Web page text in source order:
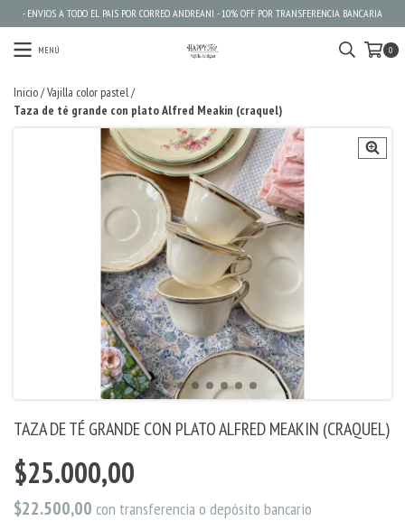
- ENVIOS A TODO EL PAIS POR CORREO ANDREANI - 10% OFF POR TRANSFERENCIA BANCARIA
MENÚ 0
Inicio/Vajilla color pastel/
Taza de té grande con plato Alfred Meakin (craquel)
TAZA DE TÉ GRANDE CON PLATO ALFRED MEAKIN (CRAQUEL)
$25.000,00
$22.500,00 con transferencia o depósito bancario